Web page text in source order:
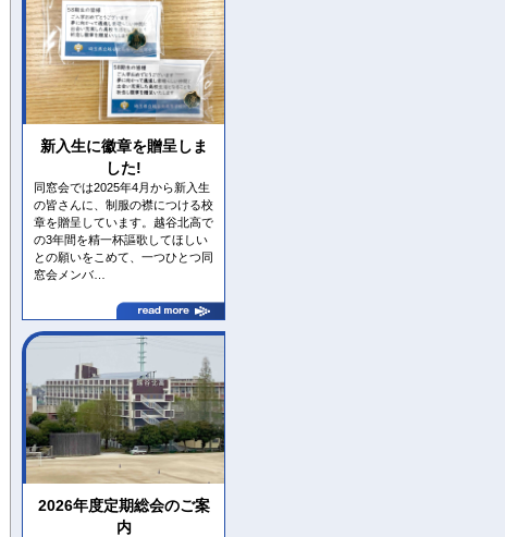
新入生に徽章を贈呈しま
した!
同窓会では2025年4月から新入生
の皆さんに、制服の襟につける校
章を贈呈しています。越谷北高で
の3年間を精一杯謳歌してほしい
との願いをこめて、一つひとつ同
窓会メンバ…
2026年度定期総会のご案
内